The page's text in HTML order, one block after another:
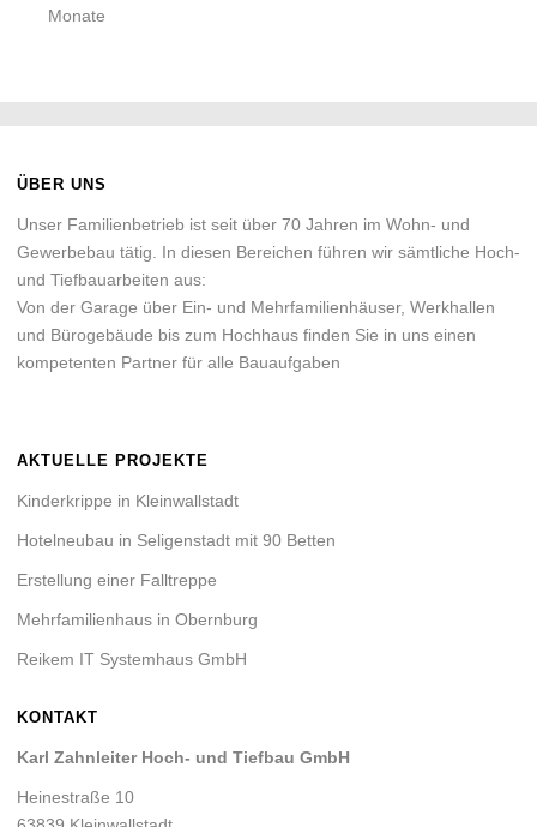
Monate
ÜBER UNS
Unser Familienbetrieb ist seit über 70 Jahren im Wohn- und
Gewerbebau tätig. In diesen Bereichen führen wir sämtliche Hoch-
und Tiefbauarbeiten aus:
Von der Garage über Ein- und Mehrfamilienhäuser, Werkhallen
und Bürogebäude bis zum Hochhaus finden Sie in uns einen
kompetenten Partner für alle Bauaufgaben
AKTUELLE PROJEKTE
Kinderkrippe in Kleinwallstadt
Hotelneubau in Seligenstadt mit 90 Betten
Erstellung einer Falltreppe
Mehrfamilienhaus in Obernburg
Reikem IT Systemhaus GmbH
KONTAKT
Karl Zahnleiter Hoch- und Tiefbau GmbH
Heinestraße 10